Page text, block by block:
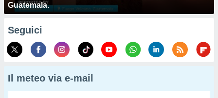
Guatemala.
Seguici
Il meteo via e-mail